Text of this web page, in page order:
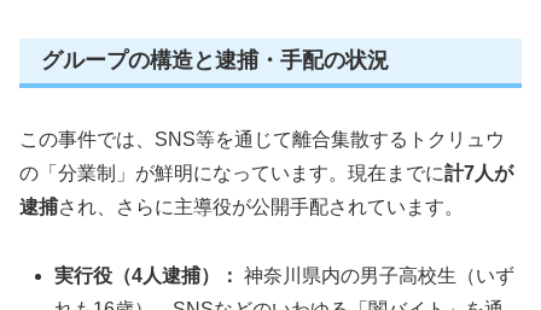
グループの構造と逮捕・手配の状況
この事件では、SNS等を通じて離合集散するトクリュウ
の「分業制」が鮮明になっています。現在までに計7人が
逮捕され、さらに主導役が公開手配されています。
実行役（4人逮捕）： 神奈川県内の男子高校生（いず